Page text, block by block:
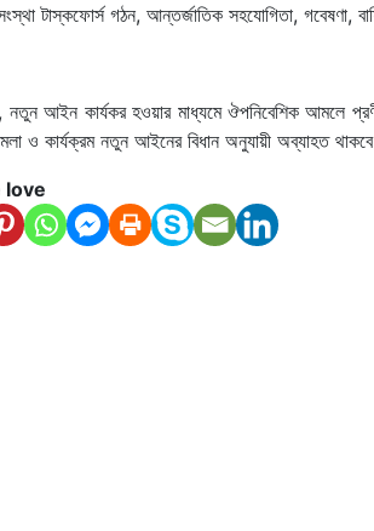
টাস্কফোর্স গঠন, আন্তর্জাতিক সহযোগিতা, গবেষণা,
নতুন আইন কার্যকর হওয়ার মাধ্যমে ঔপনিবেশিক আমলে
ও কার্যক্রম নতুন আইনের বিধান অনুযায়ী অব্যাহত
love